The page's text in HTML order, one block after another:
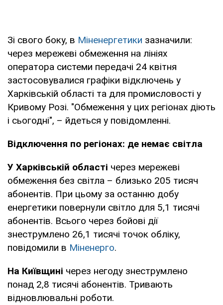
Зі свого боку, в Міненергетики зазначили:
через мережеві обмеження на лініях
оператора системи передачі 24 квітня
застосовувалися графіки відключень у
Харківській області та для промисловості у
Кривому Розі. "Обмеження у цих регіонах діють
і сьогодні", – йдеться у повідомленні.
Відключення по регіонах: де немає світла
У Харківській області через мережеві
обмеження без світла – близько 205 тисяч
абонентів. При цьому за останню добу
енергетики повернули світло для 5,1 тисячі
абонентів. Всього через бойові дії
знеструмлено 26,1 тисячі точок обліку,
повідомили в Міненерго.
На Київщині через негоду знеструмлено
понад 2,8 тисячі абонентів. Тривають
відновлювальні роботи.